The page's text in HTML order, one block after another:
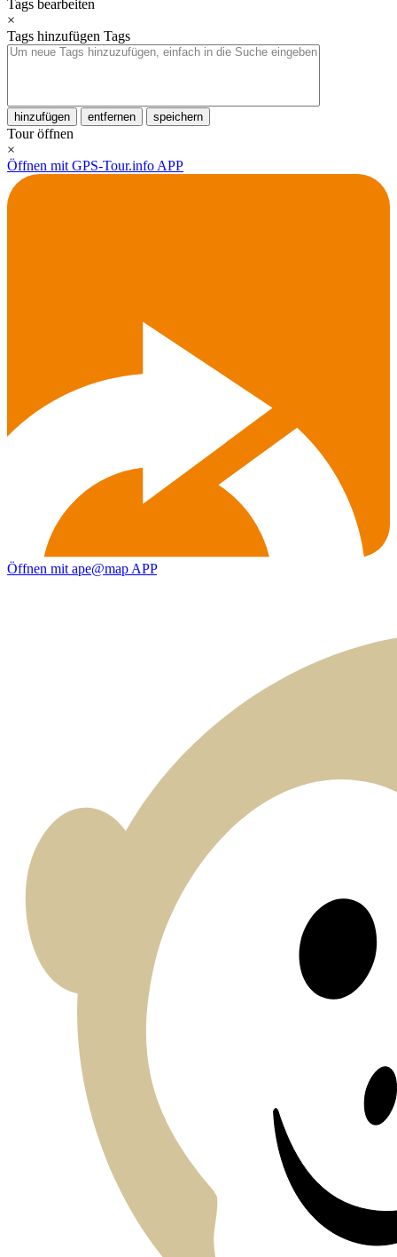
Tags bearbeiten
×
Tags hinzufügen Tags
hinzufügen entfernen speichern
Tour öffnen
×
Öffnen mit GPS-Tour.info APP
Öffnen mit ape@map APP